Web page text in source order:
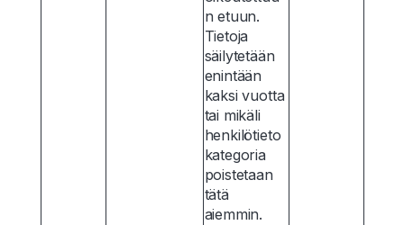
n etuun.
Tietoja
säilytetään
enintään
kaksi vuotta
tai mikäli
henkilötieto
kategoria
poistetaan
tätä
aiemmin.